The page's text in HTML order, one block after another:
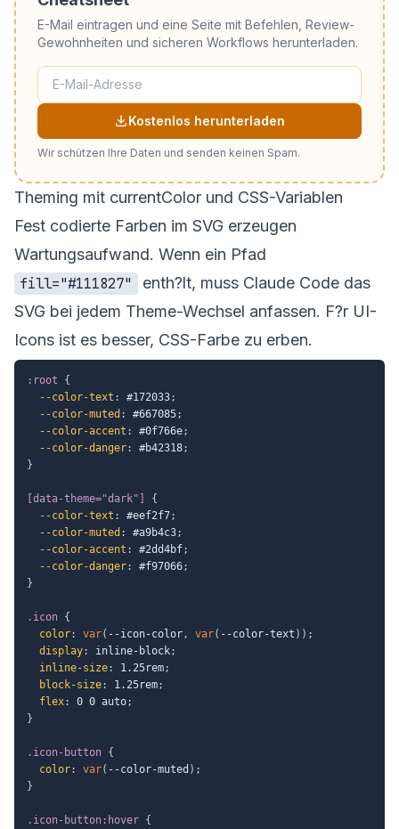
E-Mail eintragen und eine Seite mit Befehlen, Review-
Gewohnheiten und sicheren Workflows herunterladen.
Kostenlos herunterladen
Wir schützen Ihre Daten und senden keinen Spam.
Theming mit currentColor und CSS-Variablen
Fest codierte Farben im SVG erzeugen
Wartungsaufwand. Wenn ein Pfad
fill="#111827"
enth?lt, muss Claude Code das
SVG bei jedem Theme-Wechsel anfassen. F?r UI-
Icons ist es besser, CSS-Farbe zu erben.
:root
{
--color-text : #172033;
--color-muted : #667085;
--color-accent : #0f766e;
--color-danger: #b42318;
}
[data-theme="dark"]
{
--color-text : #eef2f7;
--color-muted : #a9b4c3;
--color-accent : #2dd4bf;
--color-danger: #f97066;
}
.icon {
color: var( --icon-color, var( --color-text ) ) ;
display: inline-block;
inline-size: 1.25rem;
block-size: 1.25rem;
flex: 0 0 auto;
}
.icon-button {
color: var( --color-muted ) ;
}
.icon-button:hover {